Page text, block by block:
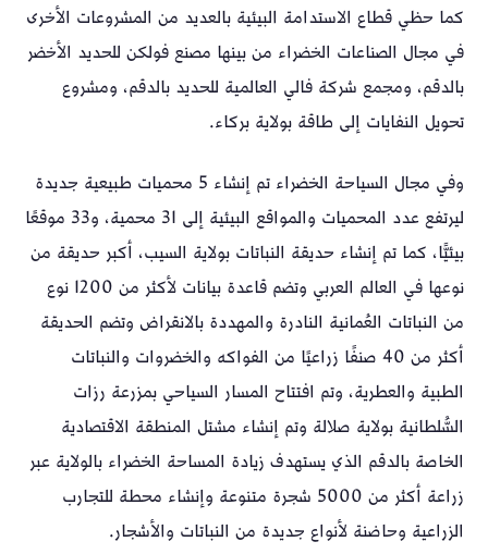
كما حظي قطاع الاستدامة البيئية بالعديد من المشروعات الأخرى
في مجال الصناعات الخضراء من بينها مصنع فولكن للحديد الأخضر
بالدقم، ومجمع شركة فالي العالمية للحديد بالدقم، ومشروع
تحويل النفايات إلى طاقة بولاية بركاء.
وفي مجال السياحة الخضراء تم إنشاء 5 محميات طبيعية جديدة
ليرتفع عدد المحميات والمواقع البيئية إلى 31 محمية، و33 موقعًا
بيئيًّا، كما تم إنشاء حديقة النباتات بولاية السيب، أكبر حديقة من
نوعها في العالم العربي وتضم قاعدة بيانات لأكثر من 1200 نوع
من النباتات العُمانية النادرة والمهددة بالانقراض وتضم الحديقة
أكثر من 40 صنفًا زراعيًا من الفواكه والخضروات والنباتات
الطبية والعطرية، وتم افتتاح المسار السياحي بمزرعة رزات
السُّلطانية بولاية صلالة وتم إنشاء مشتل المنطقة الاقتصادية
الخاصة بالدقم الذي يستهدف زيادة المساحة الخضراء بالولاية عبر
زراعة أكثر من 5000 شجرة متنوعة وإنشاء محطة للتجارب
الزراعية وحاضنة لأنواع جديدة من النباتات والأشجار.